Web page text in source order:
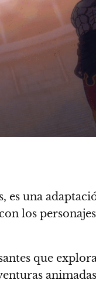
es una
los
que